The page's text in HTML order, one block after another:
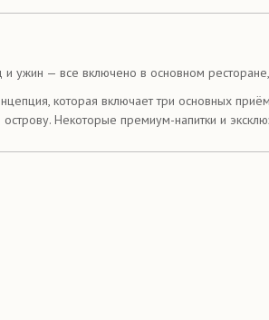
и ужин — все включено в основном
которая включает три основных
острову. Некоторые премиум-напитки и